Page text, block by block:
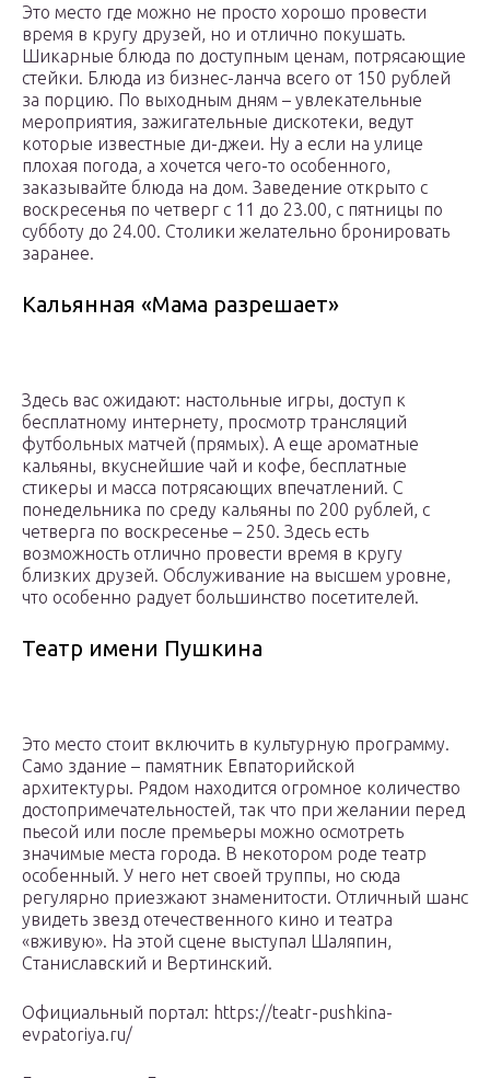
Это место где можно не просто хорошо провести
время в кругу друзей, но и отлично покушать.
Шикарные блюда по доступным ценам, потрясающие
стейки. Блюда из бизнес-ланча всего от 150 рублей
за порцию. По выходным дням – увлекательные
мероприятия, зажигательные дискотеки, ведут
которые известные ди-джеи. Ну а если на улице
плохая погода, а хочется чего-то особенного,
заказывайте блюда на дом. Заведение открыто с
воскресенья по четверг с 11 до 23.00, с пятницы по
субботу до 24.00. Столики желательно бронировать
заранее.
Кальянная «Мама разрешает»
Здесь вас ожидают: настольные игры, доступ к
бесплатному интернету, просмотр трансляций
футбольных матчей (прямых). А еще ароматные
кальяны, вкуснейшие чай и кофе, бесплатные
стикеры и масса потрясающих впечатлений. С
понедельника по среду кальяны по 200 рублей, с
четверга по воскресенье – 250. Здесь есть
возможность отлично провести время в кругу
близких друзей. Обслуживание на высшем уровне,
что особенно радует большинство посетителей.
Театр имени Пушкина
Это место стоит включить в культурную программу.
Само здание – памятник Евпаторийской
архитектуры. Рядом находится огромное количество
достопримечательностей, так что при желании перед
пьесой или после премьеры можно осмотреть
значимые места города. В некотором роде театр
особенный. У него нет своей труппы, но сюда
регулярно приезжают знаменитости. Отличный шанс
увидеть звезд отечественного кино и театра
«вживую». На этой сцене выступал Шаляпин,
Станиславский и Вертинский.
Официальный портал: https://teatr-pushkina-
evpatoriya.ru/